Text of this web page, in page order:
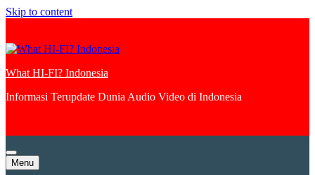
Skip to content
What HI-FI? Indonesia
Informasi Terupdate Dunia Audio Video di Indonesia
Menu